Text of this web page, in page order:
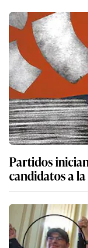
Partidos
candidatos a